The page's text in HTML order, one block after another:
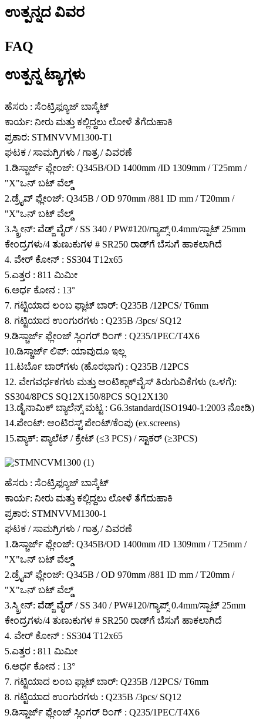
ಉತ್ಪನ್ನದ ವಿವರ
FAQ
ಉತ್ಪನ್ನ ಟ್ಯಾಗ್ಗಳು
ಹೆಸರು : ಸೆಂಟ್ರಿಫ್ಯೂಜ್ ಬಾಸ್ಕೆಟ್
ಕಾರ್ಯ: ನೀರು ಮತ್ತು ಕಲ್ಲಿದ್ದಲು ಲೋಳೆ ತೆಗೆದುಹಾಕಿ
ಪ್ರಕಾರ: STMNVVM1300-T1
ಘಟಕ / ಸಾಮಗ್ರಿಗಳು / ಗಾತ್ರ / ವಿವರಣೆ
1.ಡಿಸ್ಚಾರ್ಜ್ ಫ್ಲೇಂಜ್: Q345B/OD 1400mm /ID 1309mm / T25mm /
"X"ಒನ್ ಬಟ್ ವೆಲ್ಡ್
2.ಡ್ರೈವ್ ಫ್ಲೇಂಜ್: Q345B / OD 970mm /881 ID mm / T20mm /
"X"ಒನ್ ಬಟ್ ವೆಲ್ಡ್
3.ಸ್ಕ್ರೀನ್: ವೆಡ್ಜ್ ವೈರ್ / SS 340 / PW#120/ಗ್ಯಾಪ್ಸ್ 0.4mm/ಸ್ಪಾಟ್ 25mm
ಕೇಂದ್ರಗಳು/4 ತುಣುಕುಗಳ # SR250 ರಾಡ್‌ಗೆ ಬೆಸುಗೆ ಹಾಕಲಾಗಿದೆ
4. ವೇರ್ ಕೋನ್ : SS304 T12x65
5.ಎತ್ತರ : 811 ಮಿಮೀ
6.ಅರ್ಧ ಕೋನ : 13°
7. ಗಟ್ಟಿಯಾದ ಲಂಬ ಫ್ಲಾಟ್ ಬಾರ್: Q235B /12PCS/ T6mm
8. ಗಟ್ಟಿಯಾದ ಉಂಗುರಗಳು : Q235B /3pcs/ SQ12
9.ಡಿಸ್ಚಾರ್ಜ್ ಫ್ಲೇಂಜ್ ಸ್ಲಿಂಗರ್ ರಿಂಗ್ : Q235/1PEC/T4X6
10.ಡಿಸ್ಚಾರ್ಜ್ ಲಿಪ್: ಯಾವುದೂ ಇಲ್ಲ
11.ಟರ್ಬೊ ಬಾರ್‌ಗಳು (ಹೊರಭಾಗ) : Q235B /12PCS
12. ವೇಗವರ್ಧಕಗಳು ಮತ್ತು ಆಂಟಿಕ್ಲಾಕ್‌ವೈಸ್ ತಿರುಗುವಿಕೆಗಳು (ಒಳಗೆ):
SS304/8PCS SQ12X150/8PCS SQ12X130
13.ಡೈನಾಮಿಕ್ ಬ್ಯಾಲೆನ್ಸ್ ಮಟ್ಟ : G6.3standard(ISO1940-1:2003 ನೋಡಿ)
14.ಪೇಂಟ್: ಆಂಟಿರಸ್ಟ್ ಪೇಂಟ್/ಕೆಂಪು (ex.screens)
15.ಪ್ಯಾಕ್: ಪ್ಯಾಲೆಟ್ / ಕ್ರೇಟ್ (≤3 PCS) / ಸ್ಟಾಕರ್ (≥3PCS)
ಹೆಸರು : ಸೆಂಟ್ರಿಫ್ಯೂಜ್ ಬಾಸ್ಕೆಟ್
ಕಾರ್ಯ: ನೀರು ಮತ್ತು ಕಲ್ಲಿದ್ದಲು ಲೋಳೆ ತೆಗೆದುಹಾಕಿ
ಪ್ರಕಾರ: STMNVVM1300-1
ಘಟಕ / ಸಾಮಗ್ರಿಗಳು / ಗಾತ್ರ / ವಿವರಣೆ
1.ಡಿಸ್ಚಾರ್ಜ್ ಫ್ಲೇಂಜ್: Q345B/OD 1400mm /ID 1309mm / T25mm /
"X"ಒನ್ ಬಟ್ ವೆಲ್ಡ್
2.ಡ್ರೈವ್ ಫ್ಲೇಂಜ್: Q345B / OD 970mm /881 ID mm / T20mm /
"X"ಒನ್ ಬಟ್ ವೆಲ್ಡ್
3.ಸ್ಕ್ರೀನ್: ವೆಡ್ಜ್ ವೈರ್ / SS 340 / PW#120/ಗ್ಯಾಪ್ಸ್ 0.4mm/ಸ್ಪಾಟ್ 25mm
ಕೇಂದ್ರಗಳು/4 ತುಣುಕುಗಳ # SR250 ರಾಡ್‌ಗೆ ಬೆಸುಗೆ ಹಾಕಲಾಗಿದೆ
4. ವೇರ್ ಕೋನ್ : SS304 T12x65
5.ಎತ್ತರ : 811 ಮಿಮೀ
6.ಅರ್ಧ ಕೋನ : 13°
7. ಗಟ್ಟಿಯಾದ ಲಂಬ ಫ್ಲಾಟ್ ಬಾರ್: Q235B /12PCS/ T6mm
8. ಗಟ್ಟಿಯಾದ ಉಂಗುರಗಳು : Q235B /3pcs/ SQ12
9.ಡಿಸ್ಚಾರ್ಜ್ ಫ್ಲೇಂಜ್ ಸ್ಲಿಂಗರ್ ರಿಂಗ್ : Q235/1PEC/T4X6